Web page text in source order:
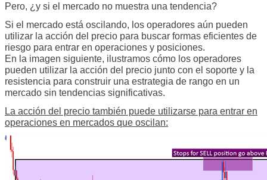
Pero, ¿y si el mercado no muestra una tendencia?
Si el mercado está oscilando, los operadores aún pueden
utilizar la acción del precio para buscar formas eficientes de
riesgo para entrar en operaciones y posiciones.
En la imagen siguiente, ilustramos cómo los operadores
pueden utilizar la acción del precio junto con el soporte y la
resistencia para construir una estrategia de rango en un
mercado sin tendencias significativas.
La acción del precio también puede utilizarse para entrar en
operaciones en mercados que oscilan: